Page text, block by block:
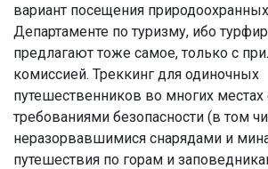
вариант посещения
Департаменте по туризму, ибо
предлагают тоже самое, только с
комиссией. Треккинг для одиночных
путешественников во многих местах
требованиями безопасности (в том
неразорвавшимися снарядами и
путешествия по горам и